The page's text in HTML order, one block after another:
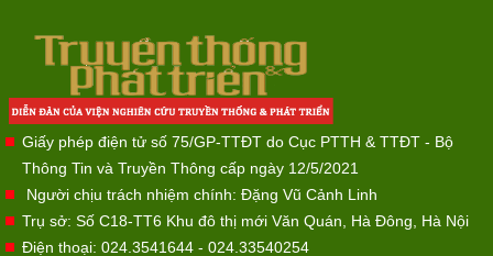
Giấy phép điện tử số 75/GP-TTĐT do Cục PTTH & TTĐT - Bộ
Thông Tin và Truyền Thông cấp ngày 12/5/2021
Người chịu trách nhiệm chính: Đặng Vũ Cảnh Linh
Trụ sở: Số C18-TT6 Khu đô thị mới Văn Quán, Hà Đông, Hà Nội
Điện thoại: 024.3541644 - 024.33540254